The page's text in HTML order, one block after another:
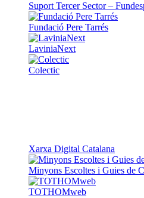
Suport Tercer Sector –
Fundació Pere Tarrés
LaviniaNext
Colectic
Xarxa Digital Catalana
Minyons Escoltes i Guies de
TOTHOMweb